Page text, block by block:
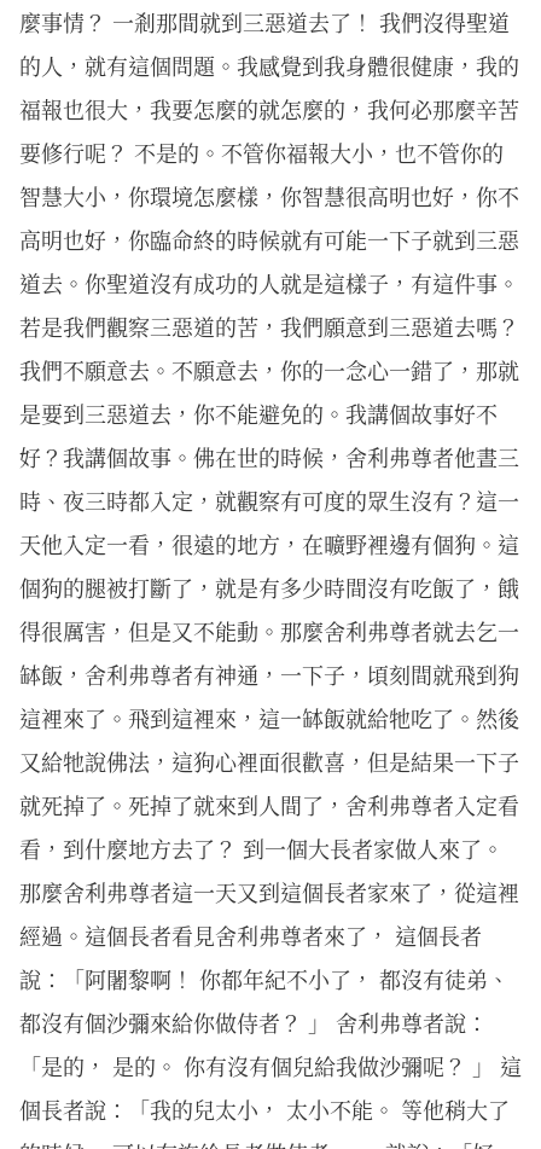
麼事情？ 一剎那間就到三惡道去了！ 我們沒得聖道
的人，就有這個問題。我感覺到我身體很健康，我的
福報也很大，我要怎麼的就怎麼的，我何必那麼辛苦
要修行呢？ 不是的。不管你福報大小，也不管你的
智慧大小，你環境怎麼樣，你智慧很高明也好，你不
高明也好，你臨命終的時候就有可能一下子就到三惡
道去。你聖道沒有成功的人就是這樣子，有這件事。
若是我們觀察三惡道的苦，我們願意到三惡道去嗎？
我們不願意去。不願意去，你的一念心一錯了，那就
是要到三惡道去，你不能避免的。我講個故事好不
好？我講個故事。佛在世的時候，舍利弗尊者他晝三
時、夜三時都入定，就觀察有可度的眾生沒有？這一
天他入定一看，很遠的地方，在曠野裡邊有個狗。這
個狗的腿被打斷了，就是有多少時間沒有吃飯了，餓
得很厲害，但是又不能動。那麼舍利弗尊者就去乞一
缽飯，舍利弗尊者有神通，一下子，頃刻間就飛到狗
這裡來了。飛到這裡來，這一缽飯就給牠吃了。然後
又給牠說佛法，這狗心裡面很歡喜，但是結果一下子
就死掉了。死掉了就來到人間了，舍利弗尊者入定看
看，到什麼地方去了？ 到一個大長者家做人來了。
那麼舍利弗尊者這一天又到這個長者家來了，從這裡
經過。這個長者看見舍利弗尊者來了， 這個長者
說：「阿闍黎啊！ 你都年紀不小了， 都沒有徒弟、
都沒有個沙彌來給你做侍者？ 」 舍利弗尊者說：
「是的， 是的。 你有沒有個兒給我做沙彌呢？ 」 這
個長者說：「我的兒太小， 太小不能。 等他稍大了